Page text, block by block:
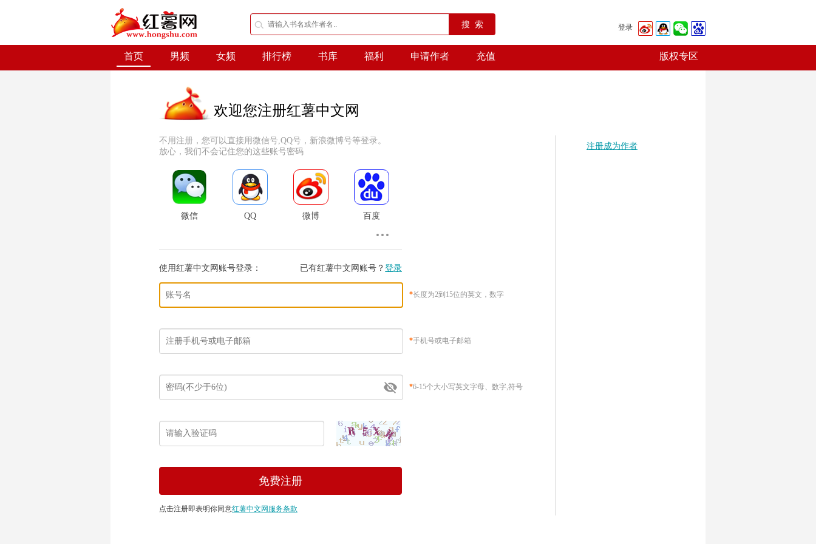
搜 索 登录
首页 男频 女频 排行榜 书库 福利 申请作者 充值 版权专区
欢迎您注册红薯中文网
不用注册，您可以直接用微信号,QQ号，新浪微博号等登录。
放心，我们不会记住您的这些账号密码
微信 QQ 微博 百度
使用红薯中文网账号登录： 已有红薯中文网账号？ 登录
*长度为2到15位的英文，数字
*手机号或电子邮箱
*6-15个大小写英文字母、数字,符号
点击注册即表明你同意红薯中文网服务条款
注册成为作者